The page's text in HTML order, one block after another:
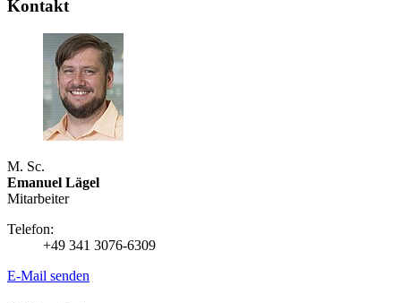
Kontakt
M. Sc.
Emanuel Lägel
Mitarbeiter
Telefon:
+49 341 3076-6309
E-Mail senden